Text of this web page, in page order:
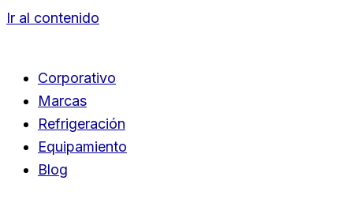
Ir al contenido
Corporativo
Marcas
Refrigeración
Equipamiento
Blog